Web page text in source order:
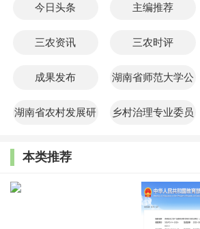
今日头条 主编推荐
三农资讯 三农时评
成果发布 湖南省师范大学公
湖南省农村发展研
乡村治理专业委员
本类推荐